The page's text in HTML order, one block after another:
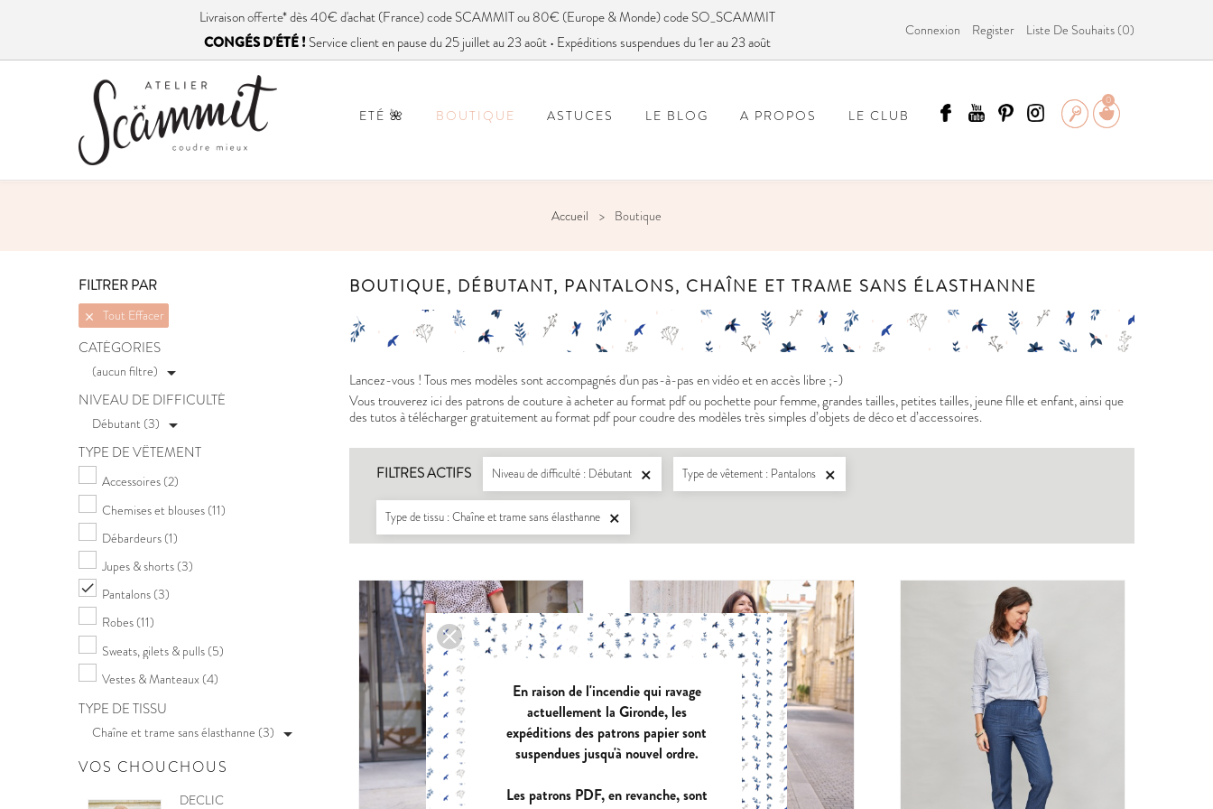
Livraisonofferte* dès 40€ d'achat (France) code SCAMMIT ou 80€ (Europe & Monde) code SO_SCAMMIT
CONGÉS D'ÉTÉ ! Service client en pause du 25 juillet au 23 août • Expéditions suspendues du 1er au 23 août
Connexion Register Liste De Souhaits (0)
0
ETÉ 🌺 BOUTIQUE ASTUCES LE BLOG A PROPOS LE CLUB
Accueil Boutique
FILTRER PAR
 Tout Effacer
CATÉGORIES
(aucun filtre) 
NIVEAU DE DIFFICULTÉ
Débutant (3) 
TYPE DE VÊTEMENT
Accessoires (2)
Chemises et blouses (11)
Débardeurs (1)
Jupes & shorts (3)
 Pantalons (3)
Robes (11)
Sweats, gilets & pulls (5)
Vestes & Manteaux (4)
TYPE DE TISSU
Chaîne et trame sans élasthanne (3) 
VOS CHOUCHOUS
POCHETTE
LISERON
ZEPHIR
BERGER
BOUTIQUE, DÉBUTANT, PANTALONS, CHAÎNE ET TRAME SANS ÉLASTHANNE
Lancez-vous ! Tous mes modèles sont accompagnés d'un pas-à-pas en vidéo et en accès libre ;-)
Vous trouverez ici des patrons de couture à acheter au format pdf ou pochette pour femme, grandes tailles, petites tailles, jeune fille et enfant, ainsi que
des tutos à télécharger gratuitement au format pdf pour coudre des modèles très simples d’objets de déco et d’accessoires.
FILTRES ACTIFS Niveau de difficulté : Débutant  Type de vêtement : Pantalons 
Type de tissu : Chaîne et trame sans élasthanne 
En raison de l'incendie qui ravage
actuellement la Gironde, les
expéditions des patrons papier sont
suspendues jusqu'à nouvel ordre.
Les patrons PDF, en revanche, sont